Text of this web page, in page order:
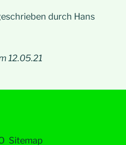
durch Hans
12.05.21
Sitemap